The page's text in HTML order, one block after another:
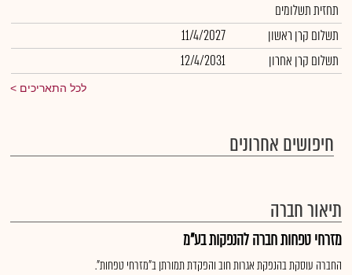
תחזית תשלומים
תשלום קרן ראשון
11/4/2027
תשלום קרן אחרון
12/4/2031
לכל התאריכים
חיפושים אחרונים
תיאור חברה
מזרחי טפחות חברה להנפקות בע"מ
החברה עוסקת בהנפקת אגרות חוב והפקדת תמורתן ב"מזרחי טפחות".